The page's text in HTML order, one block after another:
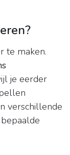
te maken.
je eerder
verschillende